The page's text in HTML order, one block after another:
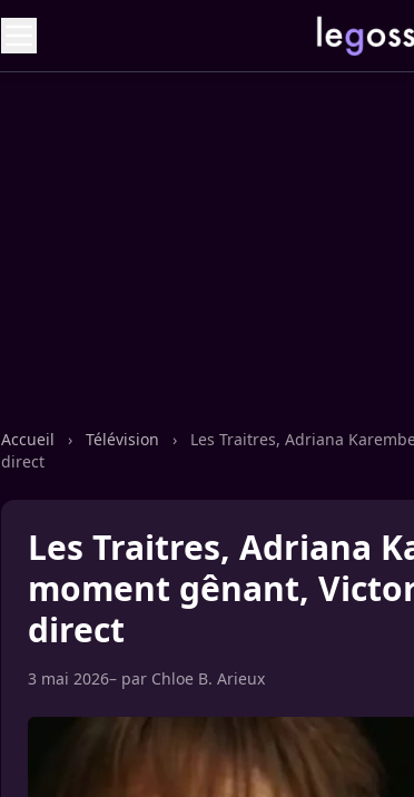
Accueil › Télévision ›
Les Traitres, Adriana
direct
Les Traitres, Adriana
moment gênant,
direct
3 mai 2026– par Chloe B. Arieux